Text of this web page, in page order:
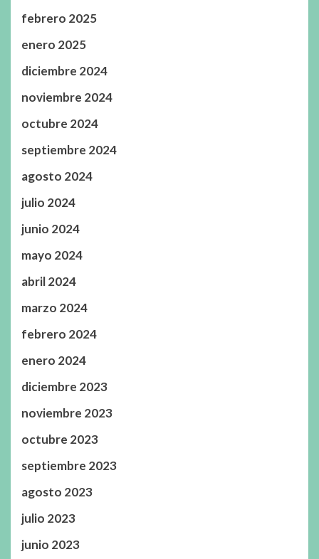
febrero 2025
enero 2025
diciembre 2024
noviembre 2024
octubre 2024
septiembre 2024
agosto 2024
julio 2024
junio 2024
mayo 2024
abril 2024
marzo 2024
febrero 2024
enero 2024
diciembre 2023
noviembre 2023
octubre 2023
septiembre 2023
agosto 2023
julio 2023
junio 2023